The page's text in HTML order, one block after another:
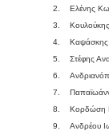
2.
Ελένης
3.
4.
Καψάσκης
5.
Στέφης
6.
7.
8.
Κορδώση
9.
Ανδρέου